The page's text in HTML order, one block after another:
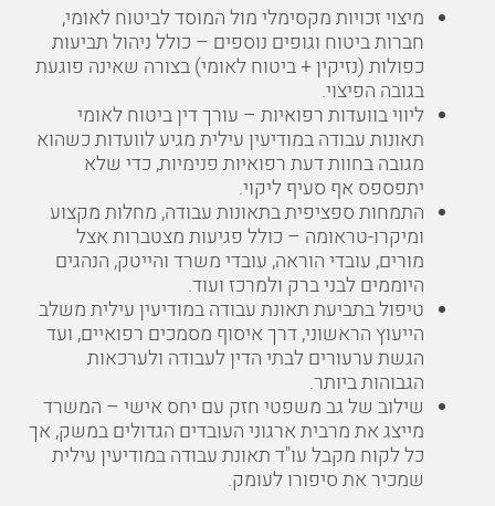
מיצוי זכויות מקסימלי מול המוסד לביטוח לאומי,
חברות ביטוח וגופים נוספים – כולל ניהול תביעות
כפולות (נזיקין + ביטוח לאומי) בצורה שאינה פוגעת
בגובה הפיצוי.
ליווי בוועדות רפואיות – עורך דין ביטוח לאומי
תאונות עבודה במודיעין עילית מגיע לוועדות כשהוא
מגובה בחוות דעת רפואיות פנימיות, כדי שלא
יתפספס אף סעיף ליקוי.
התמחות ספציפית בתאונות עבודה, מחלות מקצוע
ומיקרו-טראומה – כולל פגיעות מצטברות אצל
מורים, עובדי הוראה, עובדי משרד והייטק, הנהגים
היוממים לבני ברק ולמרכז ועוד.
טיפול בתביעת תאונת עבודה במודיעין עילית משלב
הייעוץ הראשוני, דרך איסוף מסמכים רפואיים, ועד
הגשת ערעורים לבתי הדין לעבודה ולערכאות
הגבוהות ביותר.
שילוב של גב משפטי חזק עם יחס אישי – המשרד
מייצג את מרבית ארגוני העובדים הגדולים במשק, אך
כל לקוח מקבל עו"ד תאונת עבודה במודיעין עילית
שמכיר את סיפורו לעומק.